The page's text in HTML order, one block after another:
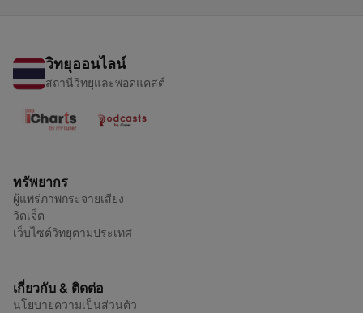
วิทยุออนไลน์
สถานีวิทยุและพอดแคสต์
ทรัพยากร
ผู้แพร่ภาพกระจายเสียง
วิดเจ็ต
เว็บไซต์วิทยุตามประเทศ
เกี่ยวกับ & ติดต่อ
นโยบายความเป็นส่วนตัว